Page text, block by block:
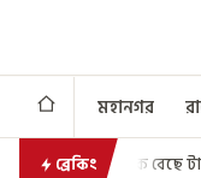
মহানগর
ব্রেকিং
করা হবে না! আবু-